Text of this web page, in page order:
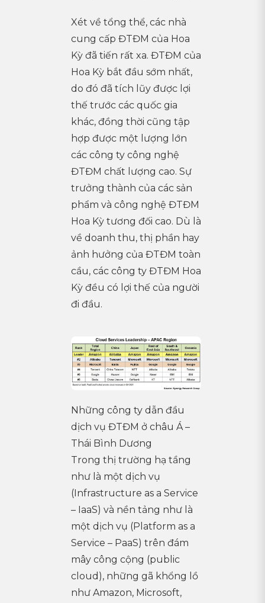
Xét về tổng thể, các nhà
cung cấp ĐTĐM của Hoa
Kỳ đã tiến rất xa. ĐTĐM của
Hoa Kỳ bắt đầu sớm nhất,
do đó đã tích lũy được lợi
thế trước các quốc gia
khác, đồng thời cũng tập
hợp được một lượng lớn
các công ty công nghệ
ĐTĐM chất lượng cao. Sự
trưởng thành của các sản
phẩm và công nghệ ĐTĐM
Hoa Kỳ tương đối cao. Dù là
về doanh thu, thị phần hay
ảnh hưởng của ĐTĐM toàn
cầu, các công ty ĐTĐM Hoa
Kỳ đều có lợi thế của người
đi đầu.
Những công ty dẫn đầu
dịch vụ ĐTĐM ở châu Á –
Thái Bình Dương
Trong thị trường hạ tầng
như là một dịch vụ
(Infrastructure as a Service
– IaaS) và nền tảng như là
một dịch vụ (Platform as a
Service – PaaS) trên đám
mây công cộng (public
cloud), những gã khổng lồ
như Amazon, Microsoft,